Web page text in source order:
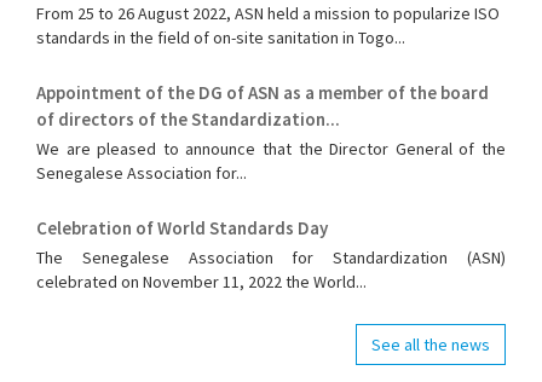
From 25 to 26 August 2022, ASN held a mission to popularize ISO
standards in the field of on-site sanitation in Togo...
Appointment of the DG of ASN as a member of the board
of directors of the Standardization...
We are pleased to announce that the Director General of the
Senegalese Association for...
Celebration of World Standards Day
The Senegalese Association for Standardization (ASN)
celebrated on November 11, 2022 the World...
See all the news